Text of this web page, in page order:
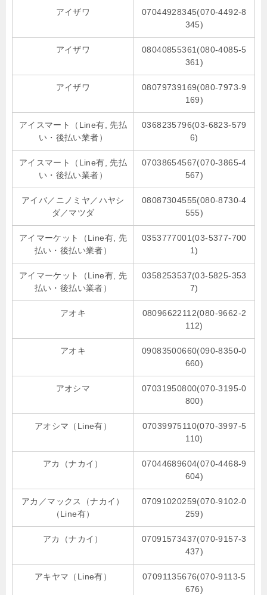
アイザワ
07044928345(070-4492-8
345)
アイザワ
08040855361(080-4085-5
361)
アイザワ
08079739169(080-7973-9
169)
アイスマート（Line有, 先払
い・後払い業者）
0368235796(03-6823-579
6)
アイスマート（Line有, 先払
い・後払い業者）
07038654567(070-3865-4
567)
アイバ／ニノミヤ／ハヤシ
ダ／マツダ
08087304555(080-8730-4
555)
アイマーケット（Line有, 先
払い・後払い業者）
0353777001(03-5377-700
1)
アイマーケット（Line有, 先
払い・後払い業者）
0358253537(03-5825-353
7)
アオキ
08096622112(080-9662-2
112)
アオキ
09083500660(090-8350-0
660)
アオシマ
07031950800(070-3195-0
800)
アオシマ（Line有）
07039975110(070-3997-5
110)
アカ（ナカイ）
07044689604(070-4468-9
604)
アカ／マックス（ナカイ）
（Line有）
07091020259(070-9102-0
259)
アカ（ナカイ）
07091573437(070-9157-3
437)
アキヤマ（Line有）
07091135676(070-9113-5
676)